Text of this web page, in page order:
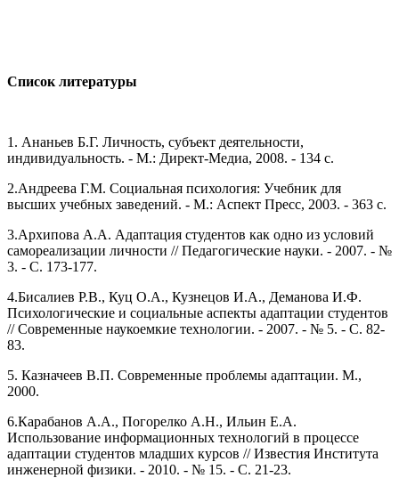
Список литературы
1. Ананьев Б.Г. Личность, субъект деятельности,
индивидуальность. - М.: Директ-Медиа, 2008. - 134 с.
2.Андреева Г.М. Социальная психология: Учебник для
высших учебных заведений. - М.: Аспект Пресс, 2003. - 363 с.
3.Архипова А.А. Адаптация студентов как одно из условий
самореализации личности // Педагогические науки. - 2007. - №
3. - С. 173-177.
4.Бисалиев Р.В., Куц О.А., Кузнецов И.А., Деманова И.Ф.
Психологические и социальные аспекты адаптации студентов
// Современные наукоемкие технологии. - 2007. - № 5. - С. 82-
83.
5. Казначеев В.П. Современные проблемы адаптации. М.,
2000.
6.Карабанов А.А., Погорелко А.Н., Ильин Е.А.
Использование информационных технологий в процессе
адаптации студентов младших курсов // Известия Института
инженерной физики. - 2010. - № 15. - С. 21-23.